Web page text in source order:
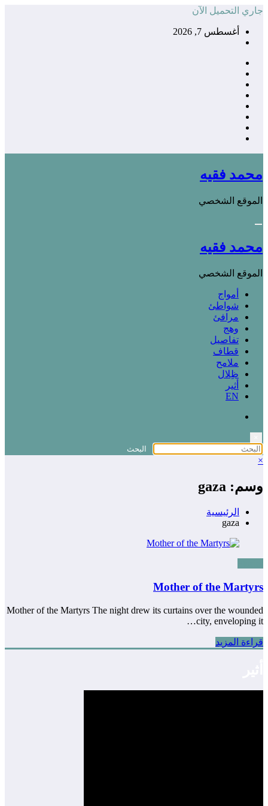
التجاوز
المحتوى
جاري التحميل الآن
أغسطس 7, 2026
محمد فقيه
الموقع الشخصي
محمد فقيه
الموقع الشخصي
أمواج
شواطئ
مرافئ
وهج
تفاصيل
قطاف
ملامح
ظِلال
أثير
EN
×
وسم: gaza
الرئيسية
gaza
Mother of the Martyrs
Mother of the Martyrs The night drew its curtains over the wounded
city, enveloping it…
قراءة المزيد